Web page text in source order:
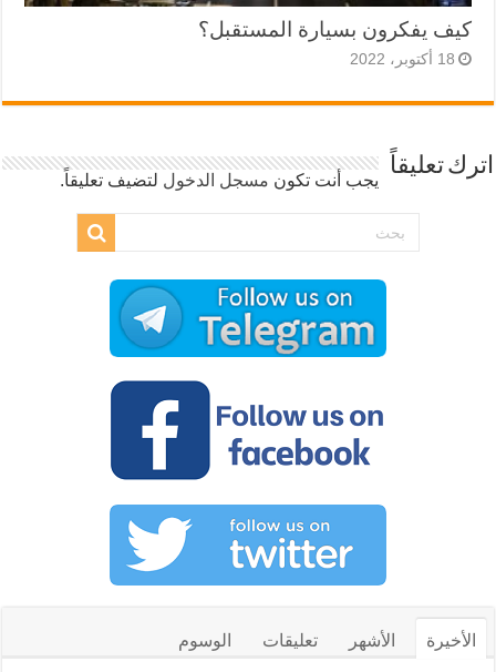
كيف يفكرون بسيارة المستقبل؟
18 أكتوبر، 2022
اترك تعليقاً
يجب أنت تكون مسجل الدخول لتضيف تعليقاً.
الأخيرة الأشهر تعليقات الوسوم